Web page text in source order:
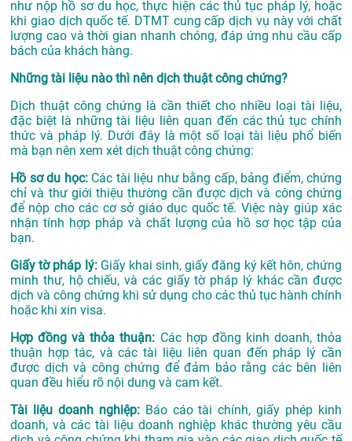
như nộp hồ sơ du học, thực hiện các thủ tục pháp lý, hoặc
khi giao dịch quốc tế. DTMT cung cấp dịch vụ này với chất
lượng cao và thời gian nhanh chóng, đáp ứng nhu cầu cấp
bách của khách hàng.
Những tài liệu nào thì nên dịch thuật công chứng?
Dịch thuật công chứng là cần thiết cho nhiều loại tài liệu,
đặc biệt là những tài liệu liên quan đến các thủ tục chính
thức và pháp lý. Dưới đây là một số loại tài liệu phổ biến
mà bạn nên xem xét dịch thuật công chứng:
Hồ sơ du học:Các tài liệu như bằng cấp, bảng điểm, chứng
chỉ và thư giới thiệu thường cần được dịch và công chứng
để nộp cho các cơ sở giáo dục quốc tế. Việc này giúp xác
nhận tính hợp pháp và chất lượng của hồ sơ học tập của
bạn.
Giấy tờ pháp lý:Giấy khai sinh, giấy đăng ký kết hôn, chứng
minh thư, hộ chiếu, và các giấy tờ pháp lý khác cần được
dịch và công chứng khi sử dụng cho các thủ tục hành chính
hoặc khi xin visa.
Hợp đồng và thỏa thuận: Các hợp đồng kinh doanh, thỏa
thuận hợp tác, và các tài liệu liên quan đến pháp lý cần
được dịch và công chứng để đảm bảo rằng các bên liên
quan đều hiểu rõ nội dung và cam kết.
Tài liệu doanh nghiệp:Báo cáo tài chính, giấy phép kinh
doanh, và các tài liệu doanh nghiệp khác thường yêu cầu